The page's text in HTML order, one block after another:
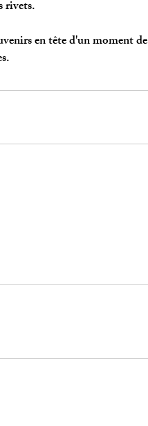
rivets.
en tête d'un moment de